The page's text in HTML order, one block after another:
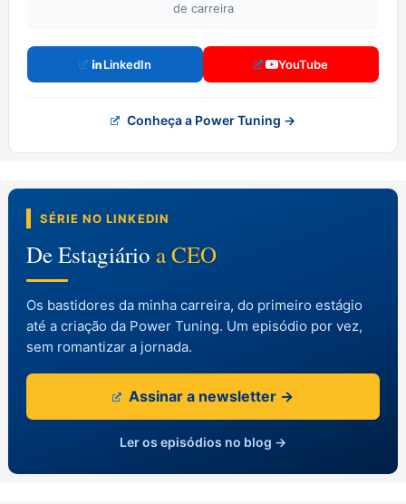
de carreira
LinkedIn YouTube
Conheça a Power Tuning →
SÉRIE NO LINKEDIN
De Estagiário a CEO
Os bastidores da minha carreira, do primeiro estágio
até a criação da Power Tuning. Um episódio por vez,
sem romantizar a jornada.
Assinar a newsletter →
Ler os episódios no blog →